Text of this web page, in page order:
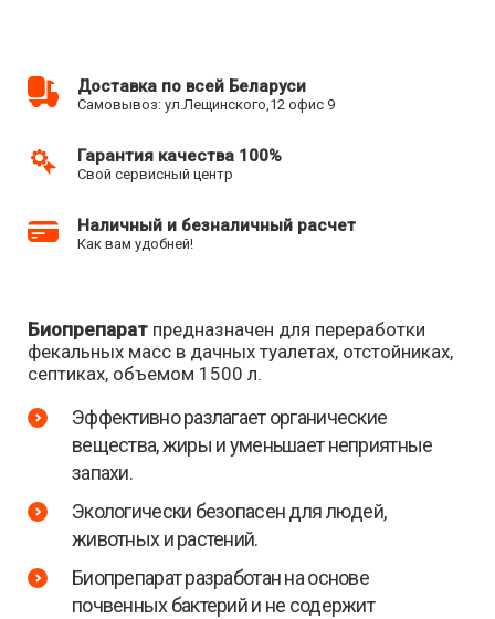
Доставка по всей Беларуси
Самовывоз: ул.Лещинского,12 офис 9
Гарантия качества 100%
Свой сервисный центр
Наличный и безналичный расчет
Как вам удобней!
Биопрепарат предназначен для переработки
фекальных масс в дачных туалетах, отстойниках,
септиках, объемом 1500 л.
Эффективно разлагает органические
вещества, жиры и уменьшает неприятные
запахи.
Экологически безопасен для людей,
животных и растений.
Биопрепарат разработан на основе
почвенных бактерий и не содержит